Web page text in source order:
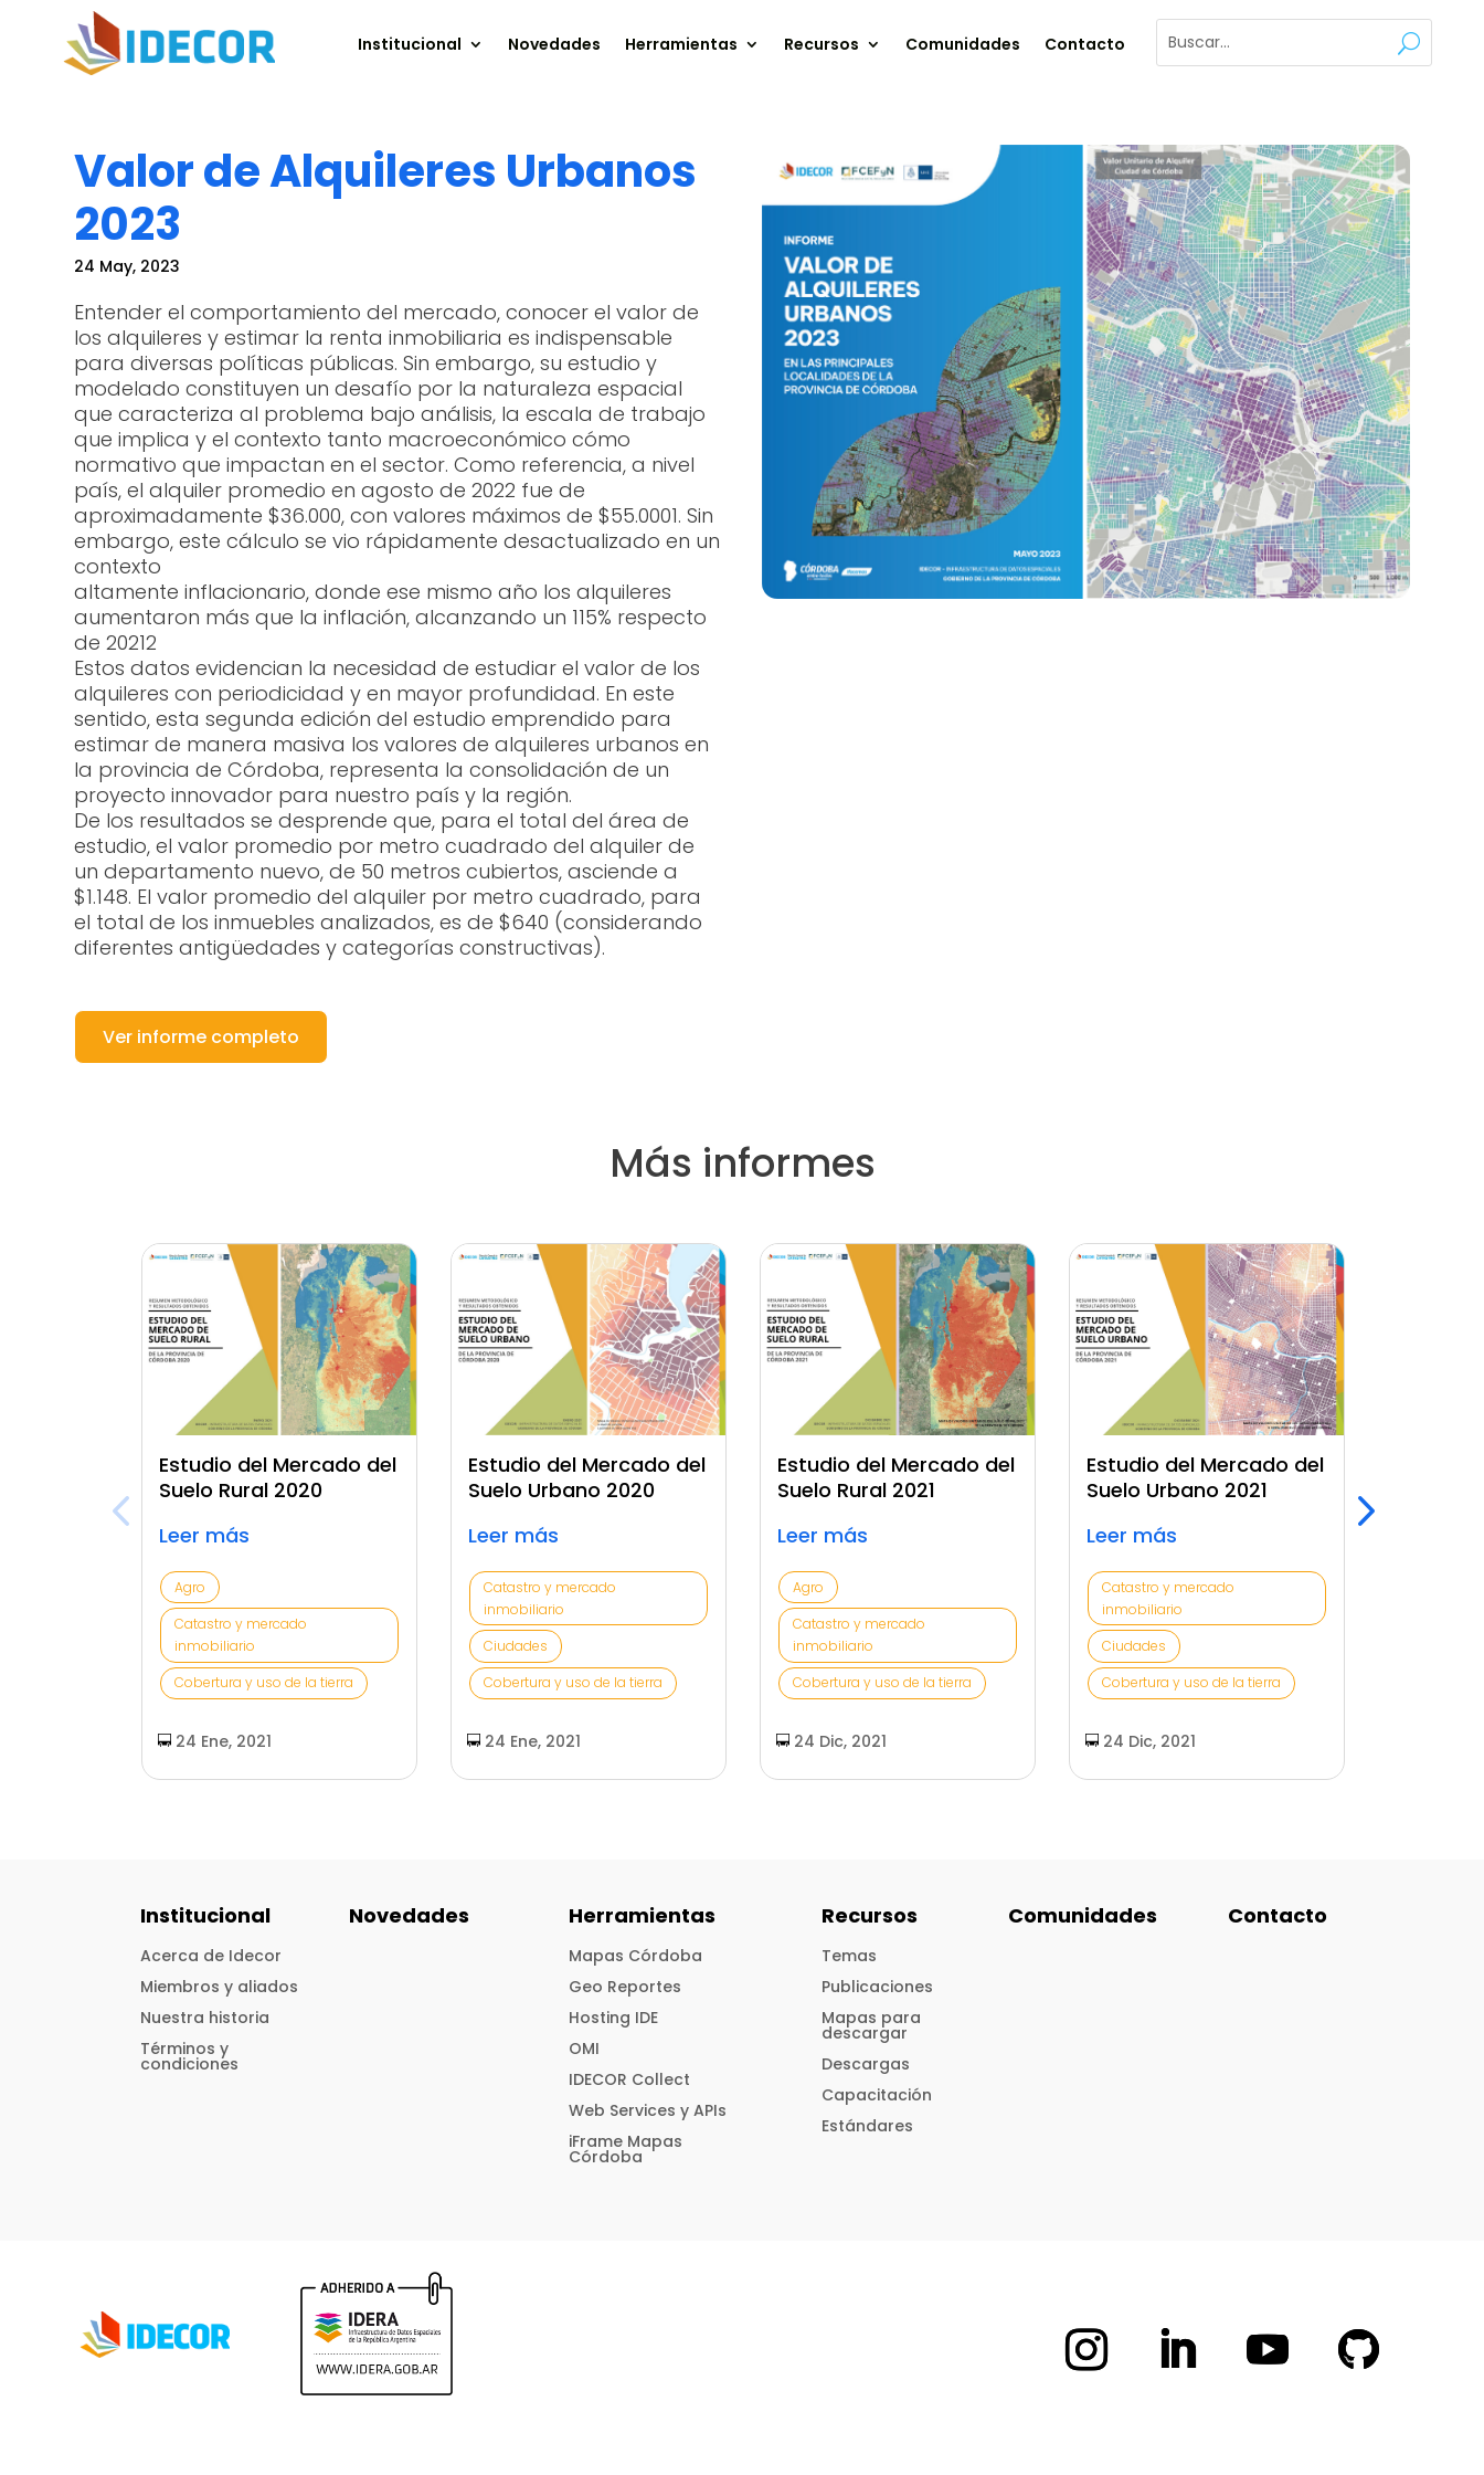
Institucional Novedades Herramientas Recursos Comunidades Contacto
Valor de Alquileres Urbanos
2023
24 May, 2023
Entender el comportamiento del mercado, conocer el valor de
los alquileres y estimar la renta inmobiliaria es indispensable
para diversas políticas públicas. Sin embargo, su estudio y
modelado constituyen un desafío por la naturaleza espacial
que caracteriza al problema bajo análisis, la escala de trabajo
que implica y el contexto tanto macroeconómico cómo
normativo que impactan en el sector. Como referencia, a nivel
país, el alquiler promedio en agosto de 2022 fue de
aproximadamente $36.000, con valores máximos de $55.0001. Sin
embargo, este cálculo se vio rápidamente desactualizado en un
contexto
altamente inflacionario, donde ese mismo año los alquileres
aumentaron más que la inflación, alcanzando un 115% respecto
de 20212
Estos datos evidencian la necesidad de estudiar el valor de los
alquileres con periodicidad y en mayor profundidad. En este
sentido, esta segunda edición del estudio emprendido para
estimar de manera masiva los valores de alquileres urbanos en
la provincia de Córdoba, representa la consolidación de un
proyecto innovador para nuestro país y la región.
De los resultados se desprende que, para el total del área de
estudio, el valor promedio por metro cuadrado del alquiler de
un departamento nuevo, de 50 metros cubiertos, asciende a
$1.148. El valor promedio del alquiler por metro cuadrado, para
el total de los inmuebles analizados, es de $640 (considerando
diferentes antigüedades y categorías constructivas).
Ver informe completo
Más informes
Estudio del Mercado del
Suelo Rural 2020
Leer más
Agro
Catastro y mercado
inmobiliario
Cobertura y uso de la tierra
24 Ene, 2021
Estudio del Mercado del
Suelo Urbano 2020
Leer más
Catastro y mercado
inmobiliario
Ciudades
Cobertura y uso de la tierra
24 Ene, 2021
Estudio del Mercado del
Suelo Rural 2021
Leer más
Agro
Catastro y mercado
inmobiliario
Cobertura y uso de la tierra
24 Dic, 2021
Estudio del Mercado del
Suelo Urbano 2021
Leer más
Catastro y mercado
inmobiliario
Ciudades
Cobertura y uso de la tierra
24 Dic, 2021
Institucional
Acerca de Idecor
Miembros y aliados
Nuestra historia
Términos y
condiciones
Novedades Herramientas
Mapas Córdoba
Geo Reportes
Hosting IDE
OMI
IDECOR Collect
Web Services y APIs
iFrame Mapas
Córdoba
Recursos
Temas
Publicaciones
Mapas para
descargar
Descargas
Capacitación
Estándares
Comunidades Contacto